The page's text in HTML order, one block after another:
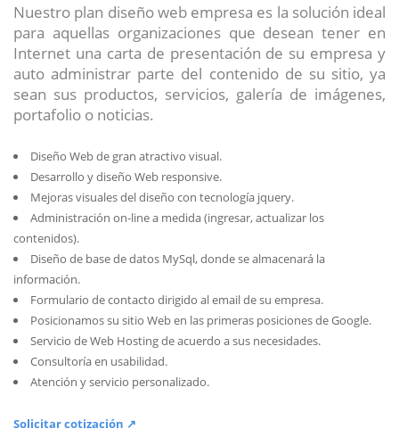
Nuestro plan diseño web empresa es la solución ideal
para aquellas organizaciones que desean tener en
Internet una carta de presentación de su empresa y
auto administrar parte del contenido de su sitio, ya
sean sus productos, servicios, galería de imágenes,
portafolio o noticias.
Diseño Web de gran atractivo visual.
Desarrollo y diseño Web responsive.
Mejoras visuales del diseño con tecnología jquery.
Administración on-line a medida (ingresar, actualizar los
contenidos).
Diseño de base de datos MySql, donde se almacenará la
información.
Formulario de contacto dirigido al email de su empresa.
Posicionamos su sitio Web en las primeras posiciones de Google.
Servicio de Web Hosting de acuerdo a sus necesidades.
Consultoría en usabilidad.
Atención y servicio personalizado.
Solicitar cotización ↗